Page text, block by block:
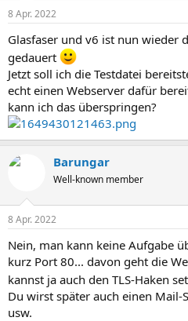
8 Apr. 2022
Glasfaser und v6 ist nun wieder
gedauert
Jetzt soll ich die Testdatei
echt einen Webserver dafür
kann ich das überspringen?
Barungar
Well-known member
8 Apr. 2022
Nein, man kann keine Aufgabe
kurz Port 80... davon geht die
kannst ja auch den TLS-Haken
Du wirst später auch einen Mail-
usw.